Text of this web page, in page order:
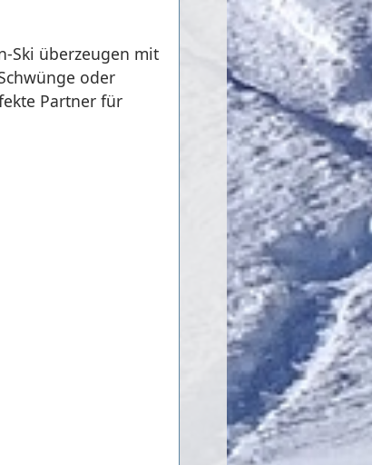
Ski überzeugen mit
oder
Partner für